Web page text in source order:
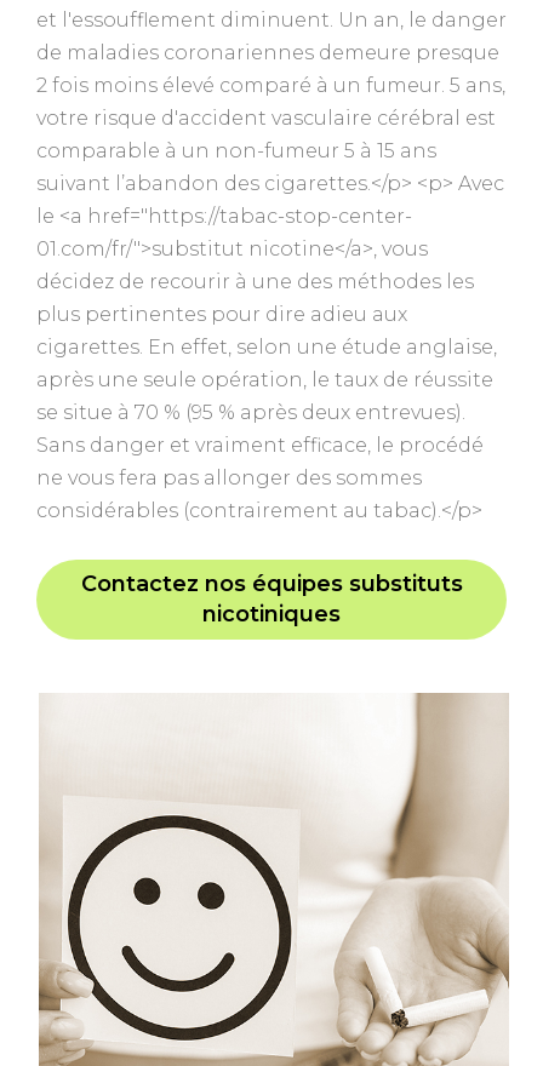
et l'essoufflement diminuent. Un an, le danger
de maladies coronariennes demeure presque
2 fois moins élevé comparé à un fumeur. 5 ans,
votre risque d'accident vasculaire cérébral est
comparable à un non-fumeur 5 à 15 ans
suivant l’abandon des cigarettes.</p> <p> Avec
le <a href="https://tabac-stop-center-
01.com/fr/">substitut nicotine</a>, vous
décidez de recourir à une des méthodes les
plus pertinentes pour dire adieu aux
cigarettes. En effet, selon une étude anglaise,
après une seule opération, le taux de réussite
se situe à 70 % (95 % après deux entrevues).
Sans danger et vraiment efficace, le procédé
ne vous fera pas allonger des sommes
considérables (contrairement au tabac).</p>
Contactez nos équipes substituts
nicotiniques